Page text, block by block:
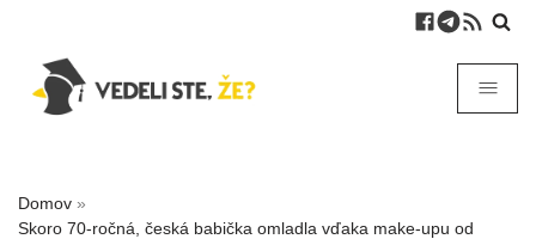
Domov »
Skoro 70-ročná, česká babička omladla vďaka make-upu od